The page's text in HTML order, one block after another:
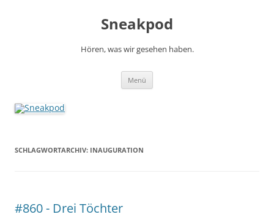
Sneakpod
Hören, was wir gesehen haben.
Menü
SCHLAGWORTARCHIV: INAUGURATION
#860 - Drei Töchter